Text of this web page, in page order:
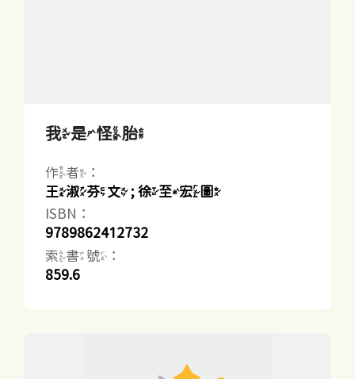
我是怪胎
作者：
王淑芬文 ; 徐至宏圖
ISBN：
9789862412732
索書號：
859.6